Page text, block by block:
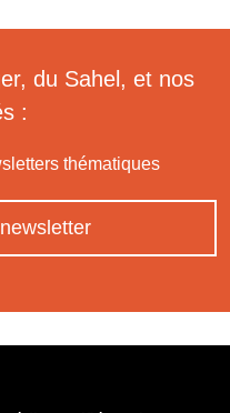
du Sahel, et nos
:
thématiques